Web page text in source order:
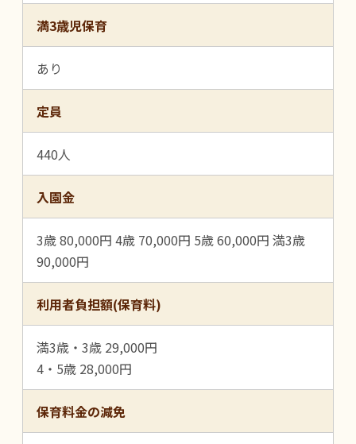
満3歳児保育
あり
定員
440人
入園金
3歳 80,000円 4歳 70,000円 5歳 60,000円 満3歳
90,000円
利用者負担額(保育料)
満3歳・3歳 29,000円
4・5歳 28,000円
保育料金の減免